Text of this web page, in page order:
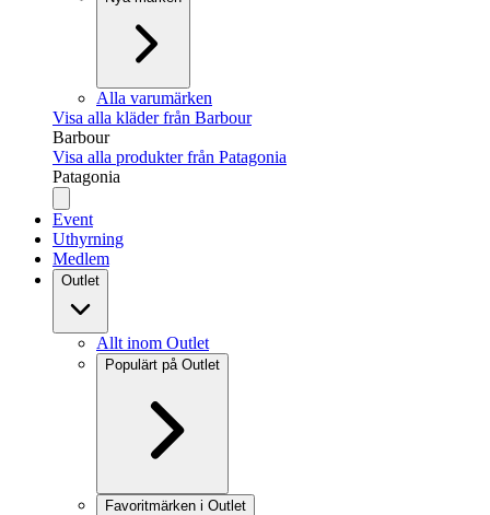
Alla varumärken
Visa alla kläder från Barbour
Barbour
Visa alla produkter från Patagonia
Patagonia
Event
Uthyrning
Medlem
Outlet
Allt inom Outlet
Populärt på Outlet
Favoritmärken i Outlet